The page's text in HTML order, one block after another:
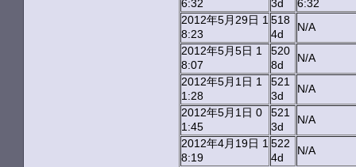
6:32
3d
6:32
2012年5月29日 1
8:23
518
4d
N/A
2012年5月5日 1
8:07
520
8d
N/A
2012年5月1日 1
1:28
521
3d
N/A
2012年5月1日 0
1:45
521
3d
N/A
2012年4月19日 1
8:19
522
4d
N/A